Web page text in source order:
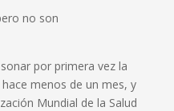
no son
por primera vez la
menos de un mes, y
Mundial de la Salud